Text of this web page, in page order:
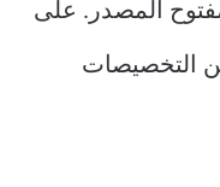
المصدر. على
من التخصيصات